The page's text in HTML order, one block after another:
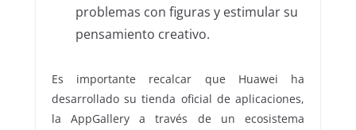
problemas con figuras y estimular su
pensamiento creativo.
Es importante recalcar que Huawei ha
desarrollado su tienda oficial de aplicaciones,
la AppGallery a través de un ecosistema